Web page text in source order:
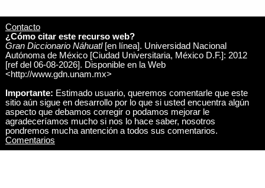
Contacto
¿Cómo citar este recurso web?
Gran Diccionario Náhuatl[en línea]. Universidad Nacional
Autónoma de México [Ciudad Universitaria, México D.F.]: 2012
[ref del 06-08-2026]. Disponible en la Web
<http://www.gdn.unam.mx>
Importante: Estimado usuario, queremos comentarle que este
sitio aún sigue en desarrollo por lo que si usted encuentra algún
aspecto que debamos corregir o podamos mejorar le
agradeceríamos mucho si nos lo hace saber, nosotros
pondremos mucha antención a todos sus comentarios.
Comentarios